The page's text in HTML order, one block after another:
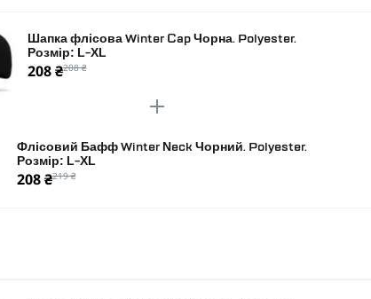
Шапка флісова Winter Cap Чорна. Polyester.
Розмір: L-XL
208 ₴208 ₴
Флісовий Бафф Winter Neck Чорний. Polyester.
Розмір: L-XL
208 ₴219 ₴